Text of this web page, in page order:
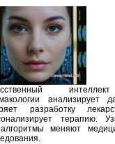
анализирует
разработку
терапию.
меняют